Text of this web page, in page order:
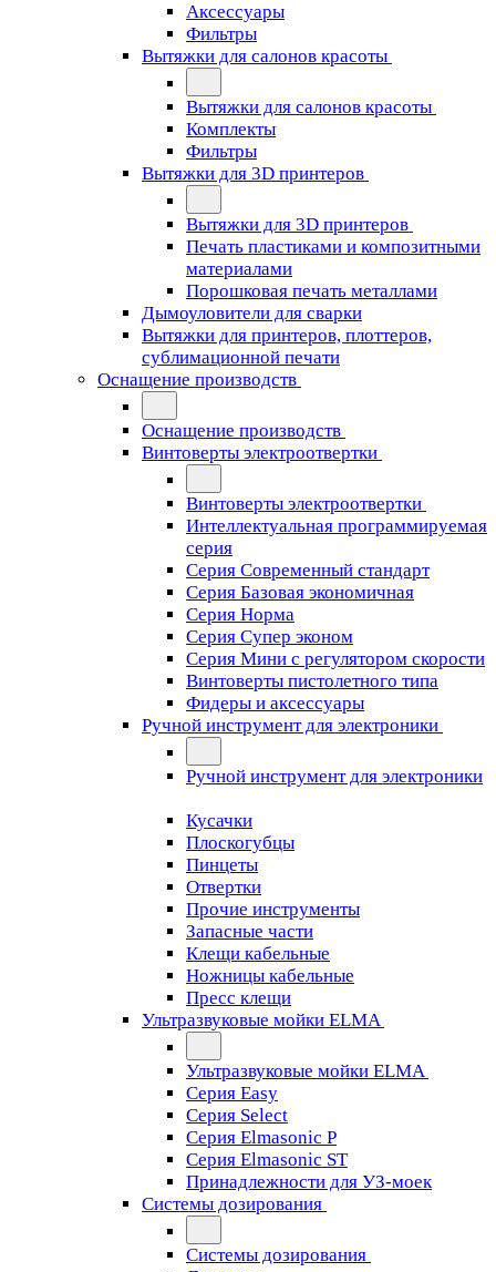
Аксессуары
Фильтры
Вытяжки для салонов красоты
Вытяжки для салонов красоты
Комплекты
Фильтры
Вытяжки для 3D принтеров
Вытяжки для 3D принтеров
Печать пластиками и композитными
материалами
Порошковая печать металлами
Дымоуловители для сварки
Вытяжки для принтеров, плоттеров,
сублимационной печати
Оснащение производств
Оснащение производств
Винтоверты электроотвертки
Винтоверты электроотвертки
Интеллектуальная программируемая
серия
Серия Современный стандарт
Серия Базовая экономичная
Серия Норма
Серия Cупер эконом
Серия Мини с регулятором скорости
Винтоверты пистолетного типа
Фидеры и аксессуары
Ручной инструмент для электроники
Ручной инструмент для электроники
Кусачки
Плоскогубцы
Пинцеты
Отвертки
Прочие инструменты
Запасные части
Клещи кабельные
Ножницы кабельные
Пресс клещи
Ультразвуковые мойки ELMA
Ультразвуковые мойки ELMA
Серия Easy
Серия Select
Серия Elmasonic P
Серия Elmasonic ST
Принадлежности для УЗ-моек
Системы дозирования
Системы дозирования